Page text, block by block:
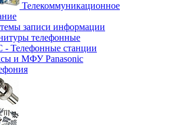
Телекоммуникационное
записи информации
телефонные
- Телефонные станции
и МФУ Panasonic